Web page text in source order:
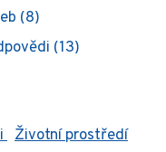
(8)
(13)
Životní prostředí